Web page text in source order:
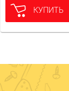
КУПИТЬ